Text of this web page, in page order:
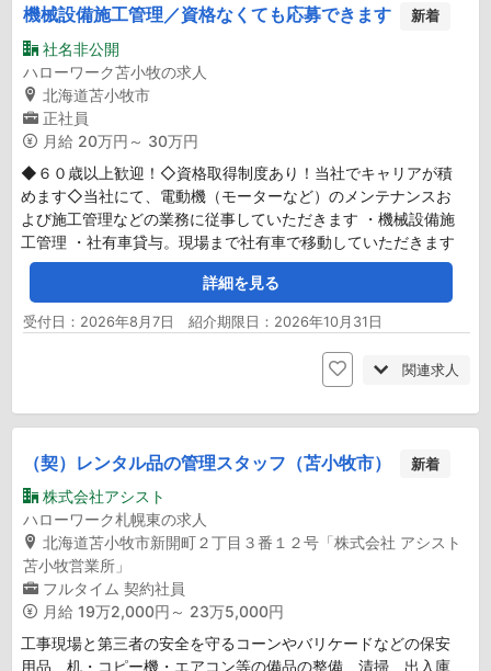
機械設備施工管理／資格なくても応募できます 新着
社名非公開
ハローワーク苫小牧の求人
北海道苫小牧市
正社員
月給 20万円～ 30万円
◆６０歳以上歓迎！◇資格取得制度あり！当社でキャリアが積
めます◇当社にて、電動機（モーターなど）のメンテナンスお
よび施工管理などの業務に従事していただきます ・機械設備施
工管理 ・社有車貸与。現場まで社有車で移動していただきます
詳細を見る
受付日：2026年8月7日 紹介期限日：2026年10月31日
関連求人
（契）レンタル品の管理スタッフ（苫小牧市） 新着
株式会社アシスト
ハローワーク札幌東の求人
北海道苫小牧市新開町２丁目３番１２号「株式会社 アシスト
苫小牧営業所」
フルタイム 契約社員
月給 19万2,000円～ 23万5,000円
工事現場と第三者の安全を守るコーンやバリケードなどの保安
用品、机・コピー機・エアコン等の備品の整備、清掃、出入庫